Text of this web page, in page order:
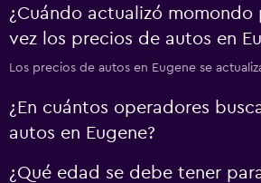
¿Cuándo actualizó momondo
vez los precios de autos en
Los precios de autos en Eugene se
¿En cuántos operadores
autos en Eugene?
¿Qué edad se debe tener